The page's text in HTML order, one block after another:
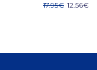
17.95€ 12.56€